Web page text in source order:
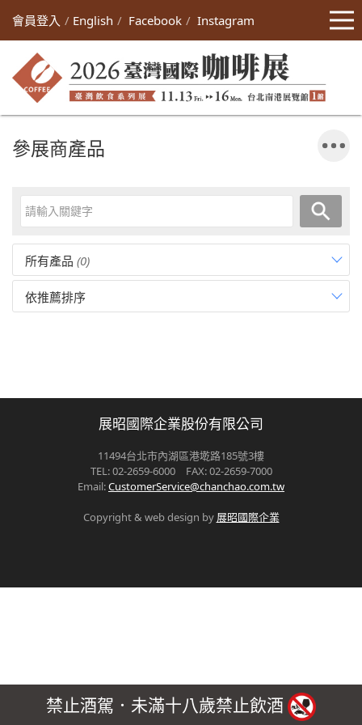
會員登入 English Facebook Instagram
參展商產品
所有產品 (0)
依推薦排序
展昭國際企業股份有限公司
11494台北市內湖區港墘路185號3樓
TEL: 02-2659-6000 FAX: 02-2659-7000
Email:CustomerService@chanchao.com.tw
Copyright & web design by 展昭國際企業
禁止酒駕．未滿十八歲禁止飲酒